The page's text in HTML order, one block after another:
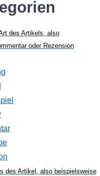
des Artikels, also
oder Rezension
des Artikel, also beispielsweise